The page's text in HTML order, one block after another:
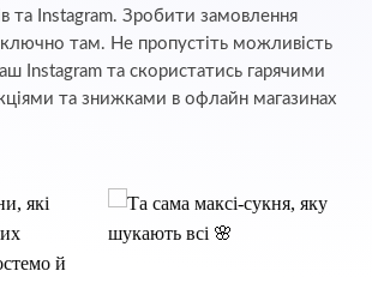
та Instagram. Зробити замовлення
там. Не пропустіть можливість
Instagram та скористатись гарячими
та знижками в офлайн магазинах